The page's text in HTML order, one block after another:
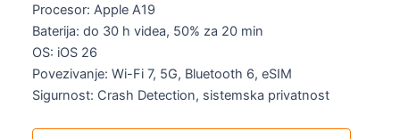
Procesor: Apple A19
Baterija: do 30 h videa, 50% za 20 min
OS: iOS 26
Povezivanje: Wi-Fi 7, 5G, Bluetooth 6, eSIM
Sigurnost: Crash Detection, sistemska privatnost